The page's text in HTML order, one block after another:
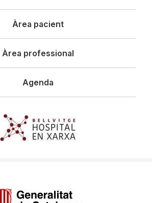
Àrea pacient
Àrea professional
Agenda